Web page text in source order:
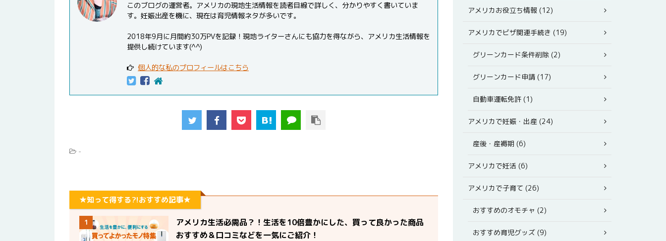
このブログの運営者。アメリカの現地生活情報を読者目線で詳しく、分かりやすく書いていま
す。妊娠出産を機に、現在は育児情報ネタが多いです。
2018年9月に月間約30万PVを記録！現地ライターさんにも協力を得ながら、アメリカ生活情報を
提供し続けています(^^)
個人的な私のプロフィールはこちら
-
★知って得する?!おすすめ記事★
1
アメリカ生活必需品？！生活を10倍豊かにした、買って良かった商品
おすすめ＆口コミなどを一気にご紹介！
アメリカお役立ち情報 (12)
アメリカでビザ関連手続き (19)
グリーンカード条件削除 (2)
グリーンカード申請 (17)
自動車運転免許 (1)
アメリカで妊娠・出産 (24)
産後・産褥期 (6)
アメリカで妊活 (6)
アメリカで子育て (26)
おすすめのオモチャ (2)
おすすめ育児グッズ (9)